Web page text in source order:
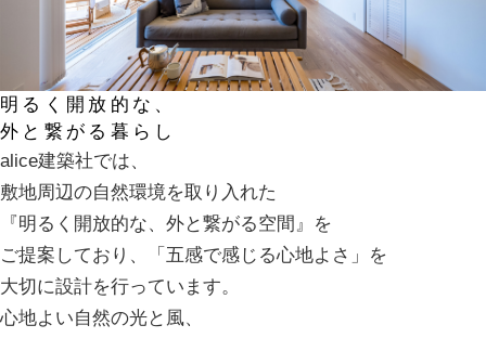
明るく開放的な、
外と繋がる暮らし
alice建築社では、
敷地周辺の自然環境を取り入れた
『明るく開放的な、外と繋がる空間』を
ご提案しており、
「五感で感じる心地よさ」を
大切に設計を行っています。
心地よい自然の光と風、